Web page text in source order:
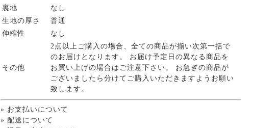
裏地
なし
生地の厚さ
普通
伸縮性
なし
その他
2点以上ご購入の場合、全ての商品が揃い次第一括で
のお届けとなります。 お届け予定日の異なる商品を
お買い上げの場合はご注意下さい。 お急ぎの商品が
ございましたら分けてご購入いただきますようお願い
致します。
» お支払いについて
» 配送について